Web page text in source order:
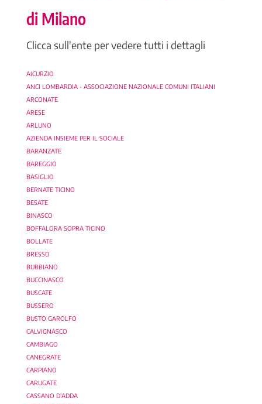
di Milano
Clicca sull'ente per vedere tutti i dettagli
AICURZIO
ANCI LOMBARDIA - ASSOCIAZIONE NAZIONALE COMUNI ITALIANI
ARCONATE
ARESE
ARLUNO
AZIENDA INSIEME PER IL SOCIALE
BARANZATE
BAREGGIO
BASIGLIO
BERNATE TICINO
BESATE
BINASCO
BOFFALORA SOPRA TICINO
BOLLATE
BRESSO
BUBBIANO
BUCCINASCO
BUSCATE
BUSSERO
BUSTO GAROLFO
CALVIGNASCO
CAMBIAGO
CANEGRATE
CARPIANO
CARUGATE
CASSANO D'ADDA